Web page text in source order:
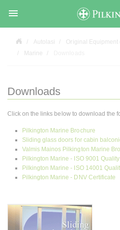

Autolasi Original Equipment
Marine
Downloads
Click on the links below to download the
Pilkington Marine Brochure
Sliding glass doors for cabin
Valmis Mainos Pilkington Marine
Pilkington Marine - ISO 9001
Pilkington Marine - ISO 14001
Pilkington Marine - DNV Certificate